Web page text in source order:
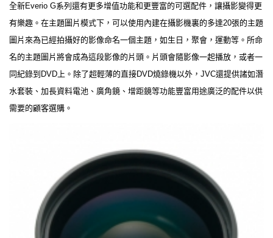
全新Everio G系列還有更多增值功能和更豐富的可選配件，讓攝影變得更
有樂趣。在主題圖片模式下，可以使用內建在攝影機裏的多達20張的主題
圖片來為已經拍攝好的影像命名一個主題，如生日，聚會，運動等。所命
名的主題圖片將會成為這段影像的片頭。片頭會隨影像一起播放，或者一
同紀錄到DVD上。除了超輕薄的直接DVD燒錄機以外，JVC還提供諸如潛
水套裝、加長資料電池、廣角鏡、增距鏡等功能豐富用途廣泛的配件以供
需要的顧客選購。